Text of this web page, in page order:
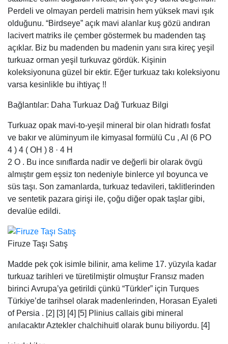
Bağlantılar: Daha Turkuaz Dağ Turkuaz Bilgi
Turkuaz opak mavi-to-yeşil mineral bir olan hidratlı fosfat
ve bakır ve alüminyum ile kimyasal formülü Cu , Al (6 PO
4 ) 4 ( OH ) 8 · 4 H
2 O . Bu ince sınıflarda nadir ve değerli bir olarak övgü
almıştır gem eşsiz ton nedeniyle binlerce yıl boyunca ve
süs taşı. Son zamanlarda, turkuaz tedavileri, taklitlerinden
ve sentetik pazara girişi ile, çoğu diğer opak taşlar gibi,
Firuze Taşı Satış
Madde pek çok isimle bilinir, ama kelime 17. yüzyıla kadar
turkuaz tarihleri ve türetilmiştir olmuştur Fransız maden
birinci Avrupa’ya getirildi çünkü “Türkler” için Turques
Türkiye’de tarihsel olarak madenlerinden, Horasan Eyaleti
anılacaktır Aztekler chalchihuitl olarak bunu biliyordu. [4]
içindekiler
Turkuaz 1 Özellikler
2 Oluşumu
3 Bulunduğu
3.1 İran
3.2 Sinai
3.3 Birleşik Devletler